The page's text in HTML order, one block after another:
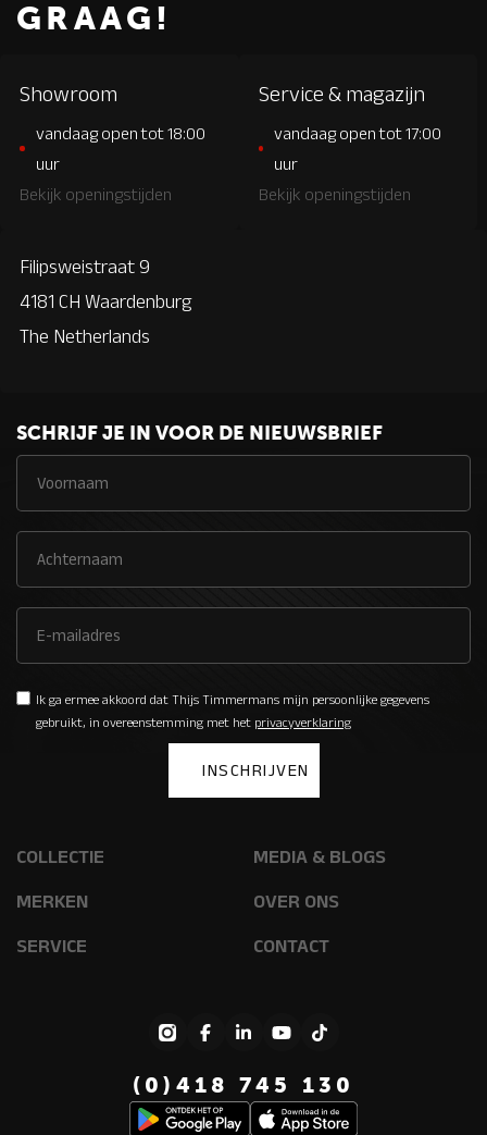
GRAAG!
Showroom
vandaag open tot 18:00
uur
Bekijk openingstijden
Service & magazijn
vandaag open tot 17:00
uur
Bekijk openingstijden
Filipsweistraat 9
4181 CH Waardenburg
The Netherlands
SCHRIJF JE IN VOOR DE NIEUWSBRIEF
Ik ga ermee akkoord dat Thijs Timmermans mijn persoonlijke gegevens
gebruikt, in overeenstemming met het privacyverklaring
COLLECTIE
MERKEN
SERVICE
MEDIA & BLOGS
OVER ONS
CONTACT
(0)418 745 130